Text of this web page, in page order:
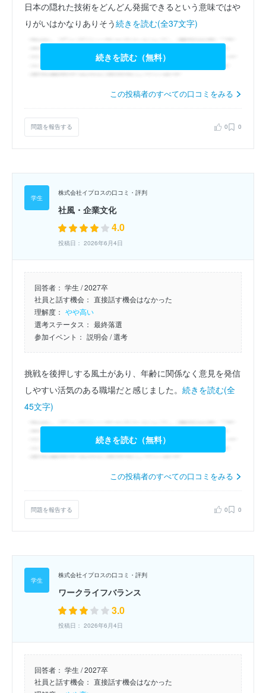
日本の隠れた技術をどんどん発掘できるという意味ではや
りがいはかなりありそう続きを読む(全37文字)
続きを読む（無料）
この投稿者のすべての口コミをみる
問題を報告する 0 0
株式会社イプロスの口コミ・評判
社風・企業文化
4.0
投稿日： 2026年6月4日
回答者： 学生 / 2027卒
社員と話す機会： 直接話す機会はなかった
理解度： やや高い
選考ステータス： 最終落選
参加イベント： 説明会/ 選考
挑戦を後押しする風土があり、年齢に関係なく意見を発信
しやすい活気のある職場だと感じました。 続きを読む(全
45文字)
続きを読む（無料）
この投稿者のすべての口コミをみる
問題を報告する 0 0
株式会社イプロスの口コミ・評判
ワークライフバランス
3.0
投稿日： 2026年6月4日
回答者： 学生 / 2027卒
社員と話す機会： 直接話す機会はなかった